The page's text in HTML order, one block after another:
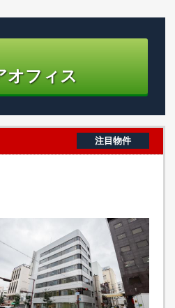
オフィス
注目物件